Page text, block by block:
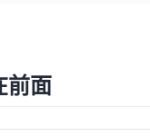
前面